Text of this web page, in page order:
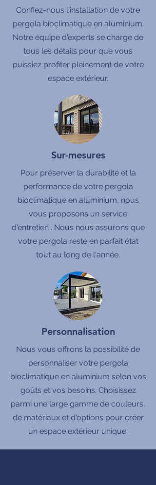
Confiez-nous l'installation de votre
pergola bioclimatique en aluminium.
Notre équipe d'experts se charge de
tous les détails pour que vous
puissiez profiter pleinement de votre
espace extérieur.
Sur-mesures
Pour préserver la durabilité et la
performance de votre pergola
bioclimatique en aluminium, nous
vous proposons un service
d'entretien . Nous nous assurons que
votre pergola reste en parfait état
tout au long de l'année.
Personnalisation
Nous vous offrons la possibilité de
personnaliser votre pergola
bioclimatique en aluminium selon vos
goûts et vos besoins. Choisissez
parmi une large gamme de couleurs,
de matériaux et d'options pour créer
un espace extérieur unique.